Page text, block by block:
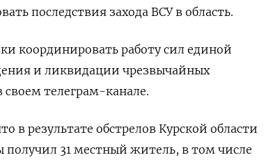
последствия захода ВСУ в область.
координировать работу сил единой
и ликвидации чрезвычайных
своем телеграм-канале.
в результате обстрелов Курской области
31 местный житель, в том числе